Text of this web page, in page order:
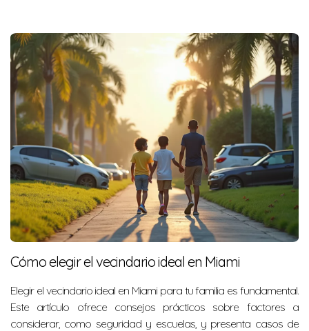
Cómo elegir el vecindario ideal en Miami
Elegir el vecindario ideal en Miami para tu familia es fundamental.
Este artículo ofrece consejos prácticos sobre factores a
considerar, como seguridad y escuelas, y presenta casos de